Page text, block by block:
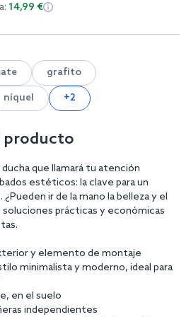
grafito
níquel +2
14,99 €
producto
ducha que llamará tu atención
estéticos: la clave para un
ir de la mano la belleza y el
soluciones prácticas y económicas
y elemento de montaje
minimalista y moderno, ideal para
en el suelo
independientes